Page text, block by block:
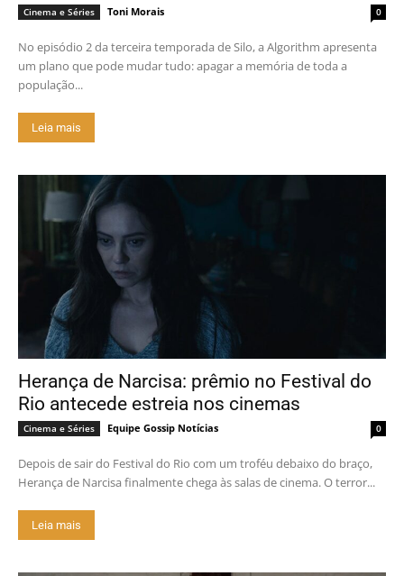
Cinema e Séries Toni Morais 0
No episódio 2 da terceira temporada de Silo, a Algorithm apresenta
um plano que pode mudar tudo: apagar a memória de toda a
população...
Leia mais
Herança de Narcisa: prêmio no Festival do
Rio antecede estreia nos cinemas
Cinema e Séries Equipe Gossip Notícias 0
Depois de sair do Festival do Rio com um troféu debaixo do braço,
Herança de Narcisa finalmente chega às salas de cinema. O terror...
Leia mais